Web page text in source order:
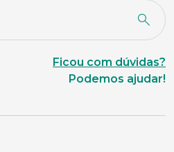
Ficou com dúvidas?
Podemos ajudar!